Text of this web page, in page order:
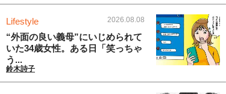
Lifestyle 2026.08.08
“外面の良い義母”にいじめられて
いた34歳女性。ある日「笑っちゃ
う...
鈴木詩子